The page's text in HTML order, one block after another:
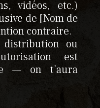
vidéos, etc.)
de [Nom de
contraire.
distribution ou
est
— on t’aura